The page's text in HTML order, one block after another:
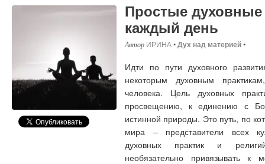
Простые духовные
каждый день
ИРИНА•Дух над материей•
Идти по пути духовного
некоторым духовным
человека. Цель духовных
просвещению, к единению с
истинной природы. Это путь, по
мира – представители всех
духовных практик и
необязательно привязывать